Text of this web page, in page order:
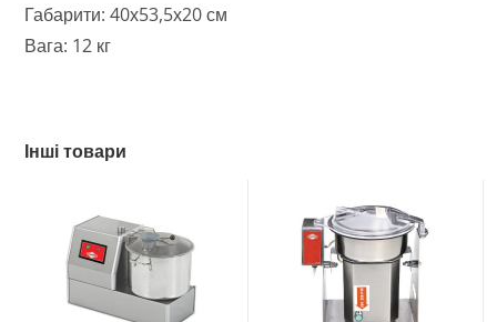
Габарити: 40х53,5х20 см
Вага: 12 кг
Інші товари